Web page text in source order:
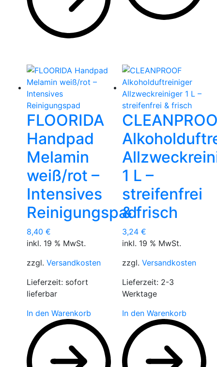
FLOORIDA
Handpad
Melamin
weiß/rot –
Intensives
Reinigungspad
8,40 €
inkl. 19 % MwSt.
zzgl. Versandkosten
Lieferzeit: sofort
lieferbar
In den Warenkorb
1 L –
streifenfrei
& frisch
3,24 €
inkl. 19 % MwSt.
zzgl. Versandkosten
Lieferzeit: 2-3
Werktage
In den Warenkorb